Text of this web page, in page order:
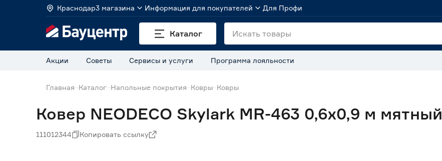
Краснодар3 магазина Информация для покупателей Для Профи
Каталог
Акции Советы Сервисы и услуги Программа лояльности
Главная Каталог Напольные покрытия Ковры Ковры
Ковер NEODECO Skylark MR-463 0,6x0,9 м мятный
111012344 Копировать ссылку